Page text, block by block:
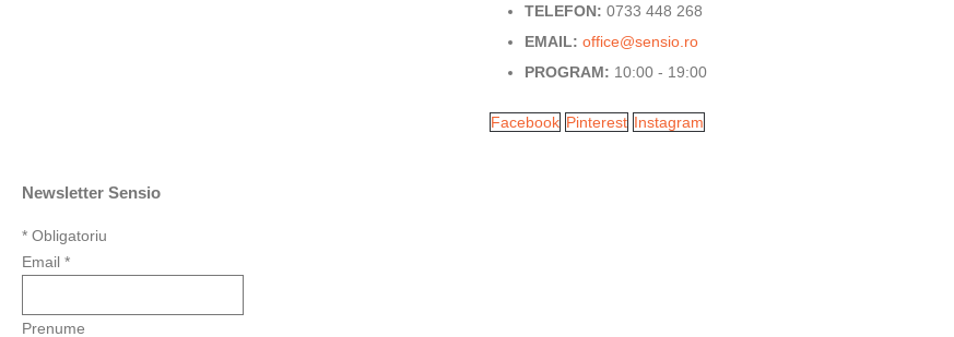
TELEFON: 0733 448 268
EMAIL: office@sensio.ro
PROGRAM: 10:00 - 19:00
Facebook Pinterest Instagram
Newsletter Sensio
* Obligatoriu
Email *
Prenume